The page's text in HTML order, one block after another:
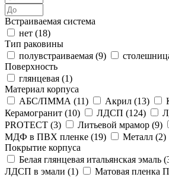
Встраиваемая система
нет (18)
Тип раковины
полувстраиваемая (9)
Поверхность
глянцевая (1)
Материал корпуса
АБС/ПММА (11) Акрил (13)
Керамогранит (10) ЛДСП (124)
PROTECT (3) Литьевой мрамор (9)
МДФ в ПВХ пленке (19) Металл (2)
Покрытие корпуса
Белая глянцевая итальянская эмаль (
ЛДСП в эмали (1) Матовая пленка